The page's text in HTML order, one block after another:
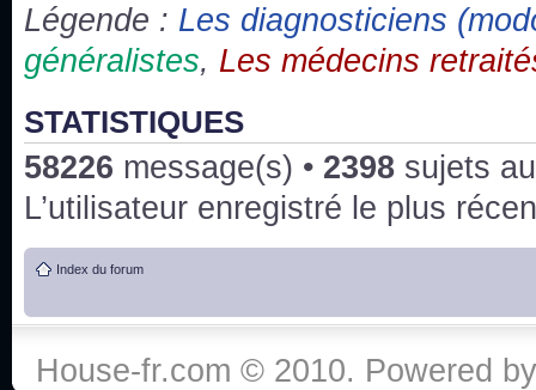
Un peu de ménage, spams supprimés. Depuis
chaines françaises diffusent House, HD1 et
3x24 Human Error mais je suis pas sur
Bonjour j'aimerais que l'on m'aide à trouver un
qu'une personne fait un arrêt cardiaque mais
:he:
Légende : Les diagnosticiens
généralistes, Les médecins
STATISTIQUES
58226 message(s) • 2398 sujets
L’utilisateur enregistré le plus
Index du forum
House-fr.com © 2010. Powered